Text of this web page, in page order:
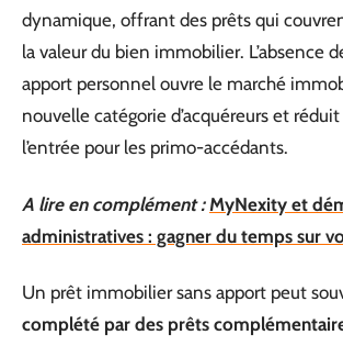
dynamique, offrant des prêts qui
la valeur du bien immobilier. L’absence
apport personnel ouvre le marché
nouvelle catégorie d’acquéreurs et
l’entrée pour les primo-accédants.
A lire en complément : MyNexity et
administratives : gagner du temps sur
Un prêt immobilier sans apport peut
complété par des prêts